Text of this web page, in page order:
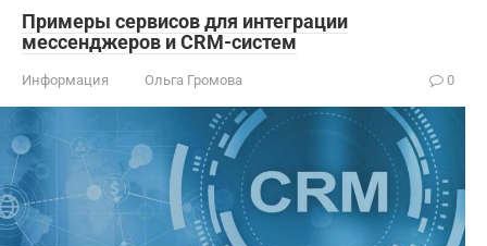
Примеры сервисов для интеграции
мессенджеров и CRM-систем
Информация Ольга Громова 0